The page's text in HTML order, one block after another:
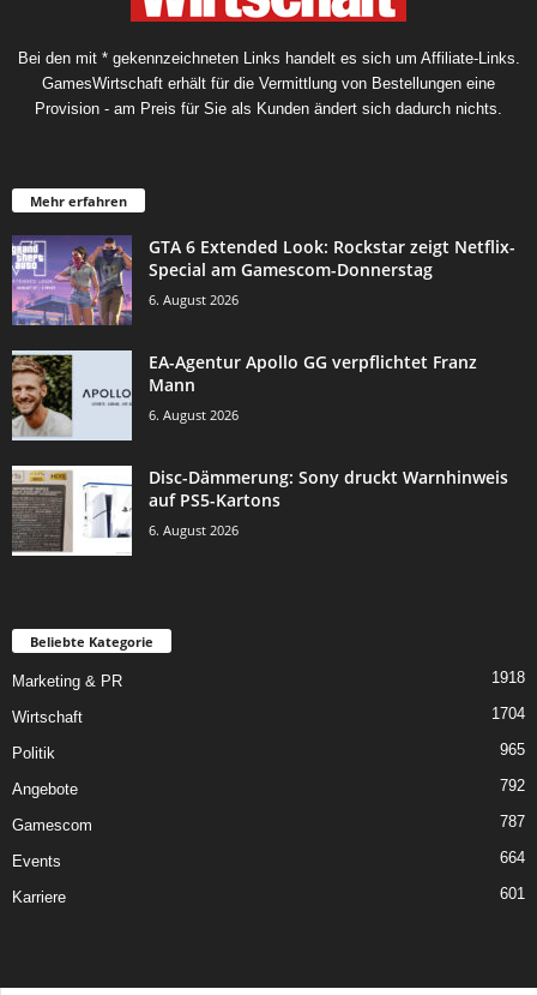
Bei den mit * gekennzeichneten Links handelt es sich um Affiliate-Links.
GamesWirtschaft erhält für die Vermittlung von Bestellungen eine
Provision - am Preis für Sie als Kunden ändert sich dadurch nichts.
Mehr erfahren
GTA 6 Extended Look: Rockstar zeigt Netflix-
Special am Gamescom-Donnerstag
6. August 2026
EA-Agentur Apollo GG verpflichtet Franz
Mann
6. August 2026
Disc-Dämmerung: Sony druckt Warnhinweis
auf PS5-Kartons
6. August 2026
Beliebte Kategorie
Marketing & PR 1918
Wirtschaft 1704
Politik 965
Angebote 792
Gamescom 787
Events 664
Karriere 601